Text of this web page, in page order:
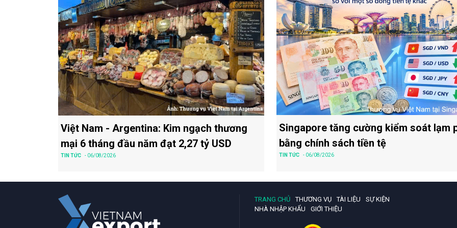
Việt Nam - Argentina: Kim ngạch thương
mại 6 tháng đầu năm đạt 2,27 tỷ USD
TIN TỨC - 06/08/2026
Singapore tăng cường kiểm soát lạm
bằng chính sách tiền tệ
TIN TỨC - 06/08/2026
TRANG CHỦ THƯƠNG VỤ TÀI LIỆU
SỰ KIỆN
NHÀ NHẬP KHẨU
GIỚI THIỆU